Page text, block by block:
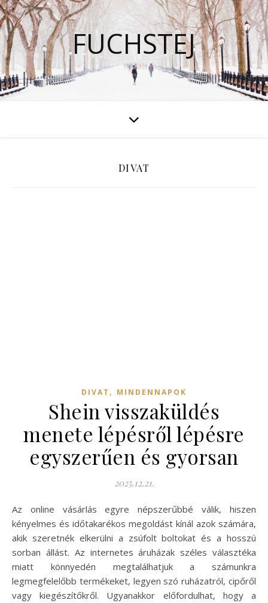
FUCHSTEJ
DIVAT
DIVAT , MINDENNAPOK
Shein visszaküldés
menete lépésről lépésre
egyszerűen és gyorsan
2025.12.21.
Az online vásárlás egyre népszerűbbé válik, hiszen
kényelmes és időtakarékos megoldást kínál azok számára,
akik szeretnék elkerülni a zsúfolt boltokat és a hosszú
sorban állást. Az internetes áruházak széles választéka
miatt könnyedén megtalálhatjuk a számunkra
legmegfelelőbb termékeket, legyen szó ruházatról, cipőről
vagy kiegészítőkről. Ugyanakkor előfordulhat, hogy a